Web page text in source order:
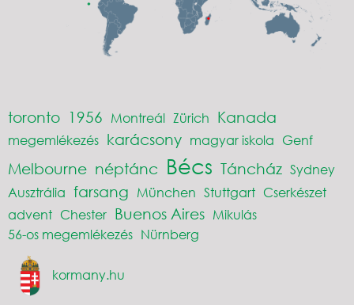
toronto 1956 Montreál Zürich Kanada
megemlékezés karácsony magyar iskola Genf
Melbourne néptánc Bécs Táncház Sydney
Ausztrália farsang München Stuttgart Cserkészet
advent Chester Buenos Aires Mikulás
56-os megemlékezés Nürnberg
kormany.hu